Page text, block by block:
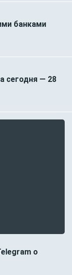
банками
сегодня — 28
о